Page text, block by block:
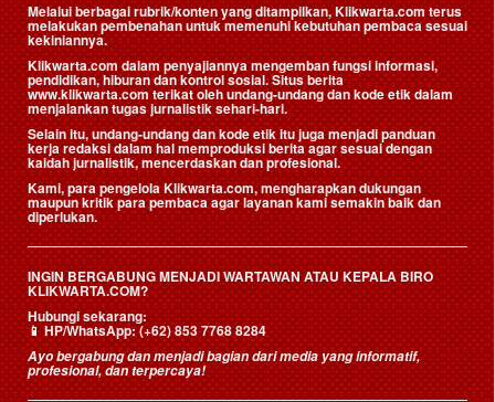
Melalui berbagai rubrik/konten yang ditampilkan, Klikwarta.com terus
melakukan pembenahan untuk memenuhi kebutuhan pembaca sesuai
kekiniannya.
Klikwarta.com dalam penyajiannya mengemban fungsi informasi,
pendidikan, hiburan dan kontrol sosial. Situs berita
www.klikwarta.com terikat oleh undang-undang dan kode etik dalam
menjalankan tugas jurnalistik sehari-hari.
Selain itu, undang-undang dan kode etik itu juga menjadi panduan
kerja redaksi dalam hal memproduksi berita agar sesuai dengan
kaidah jurnalistik, mencerdaskan dan profesional.
Kami, para pengelola Klikwarta.com, mengharapkan dukungan
maupun kritik para pembaca agar layanan kami semakin baik dan
diperlukan.
INGIN BERGABUNG MENJADI WARTAWAN ATAU KEPALA BIRO
KLIKWARTA.COM?
Hubungi sekarang:
📱HP/WhatsApp:(+62) 853 7768 8284
Ayo bergabung dan menjadi bagian dari media yang informatif,
profesional, dan terpercaya!